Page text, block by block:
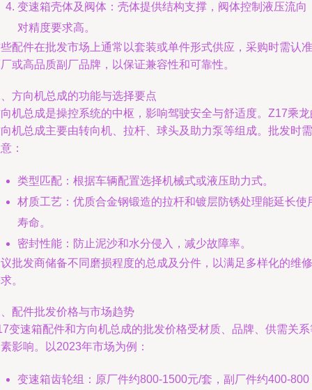
变速箱壳体及阀体：壳体提供结构支撑，阀体控制液压流向
对精度要求高。
配件在批发市场上通常以套装或单件形式供应，采购时需认准
或高品质副厂品牌，以保证兼容性和可靠性。
方向机总成的功能与选择要点
机总成是操控系统的中枢，影响驾驶安全与舒适度。Z17乘龙
机总成主要由转向机、拉杆、球头及助力泵等组成。批发时需
：
类型匹配：根据车辆配置选择机械式或液压助力式。
材质工艺：优质合金钢锻造的拉杆和镀层防锈处理能延长使
寿命。
密封性能：防止泥沙和水分侵入，减少故障率。
批发商储备不同磨损程度的总成及分件，以满足多样化的维修
。
配件批发价格与市场趋势
变速箱配件和方向机总成的批发价格受材质、品牌、供需关系
影响。以2023年市场为例：
变速箱齿轮组：原厂件约800-1500元/套，副厂件约400-800